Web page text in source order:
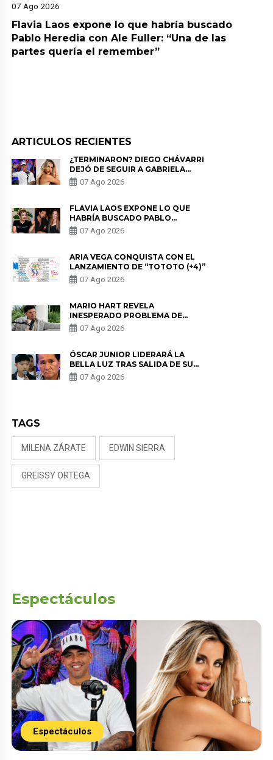
07 Ago 2026
Flavia Laos expone lo que habría buscado
Pablo Heredia con Ale Fuller: “Una de las
partes quería el remember”
ARTICULOS RECIENTES
¿TERMINARON? DIEGO CHÁVARRI
DEJÓ DE SEGUIR A GABRIELA
HERRERA Y ANUNCIA SU SALIDA
DE PÓDCAST
07 Ago 2026
FLAVIA LAOS EXPONE LO QUE
HABRÍA BUSCADO PABLO
HEREDIA CON ALE FULLER: “UNA
DE LAS PARTES QUERÍA EL
07 Ago 2026
ARIA VEGA CONQUISTA CON EL
LANZAMIENTO DE “TOTOTO (+4)”
07 Ago 2026
MARIO HART REVELA
INESPERADO PROBLEMA DE
SALUD ANTES DE SEPARARSE DE
KORINA: “ME ENCONTRARON UN
07 Ago 2026
ÓSCAR JUNIOR LIDERARÁ LA
BELLA LUZ TRAS SALIDA DE SU
PADRE POR POLÉMICA CON
NALDY SALDAÑA
07 Ago 2026
TAGS
MILENA ZÁRATE EDWIN SIERRA
GREISSY ORTEGA
Espectáculos
Espectáculos